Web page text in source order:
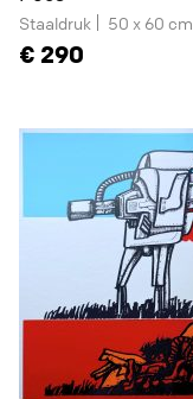
Staaldruk 50 x 60 cm
290